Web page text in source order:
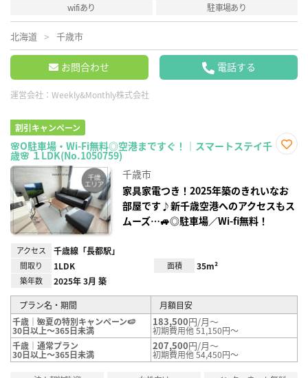
wifiあり
駐車場あり
北海道 千歳市
お問合わせ 電話する
運営会社： Weekly&Monthly株式会社
割引キャンペーン
🌸O駐車場・Wi-Fi無料◎空港まですぐ！｜スマートステイ千
歳🌸 １LDK(No.1050759)
録
千歳市
家具家電つき！2025年築のきれいなお
部屋です♪新千歳空港へのアクセスもス
ムーズ…🚙◎駐車場／Wi-fi無料！
アクセス 千歳線「長都駅」
間取り 1LDK 面積 35m²
築年数 2025年 3月 築
プラン名・期間
月額目安
千歳｜🌺夏の特別キャンペーン🍉
30日以上～365日未満
183,500円/月～
初期費用他 51,150円～
千歳｜通常プラン
30日以上～365日未満
207,500円/月～
初期費用他 54,450円～